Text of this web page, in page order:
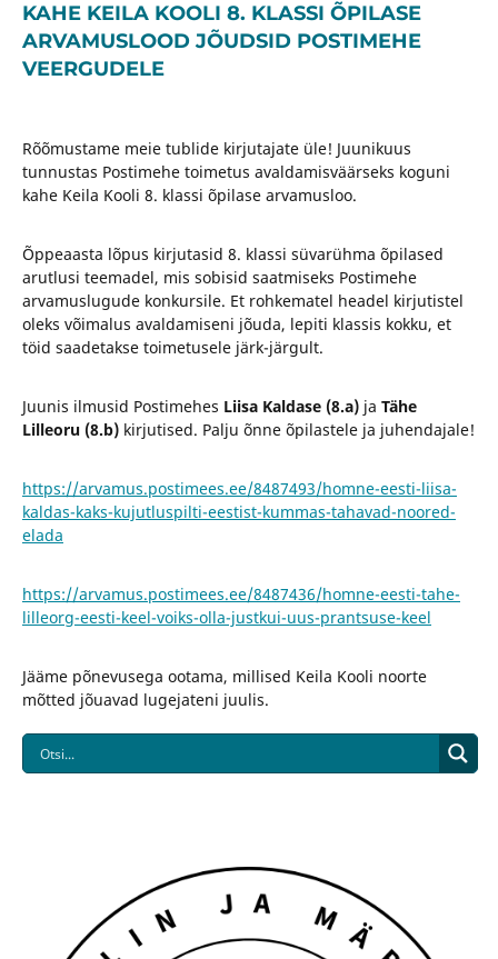
KAHE KEILA KOOLI 8. KLASSI ÕPILASE
ARVAMUSLOOD JÕUDSID POSTIMEHE
VEERGUDELE
Rõõmustame meie tublide kirjutajate üle! Juunikuus
tunnustas Postimehe toimetus avaldamisväärseks koguni
kahe Keila Kooli 8. klassi õpilase arvamusloo.
Õppeaasta lõpus kirjutasid 8. klassi süvarühma õpilased
arutlusi teemadel, mis sobisid saatmiseks Postimehe
arvamuslugude konkursile. Et rohkematel headel kirjutistel
oleks võimalus avaldamiseni jõuda, lepiti klassis kokku, et
töid saadetakse toimetusele järk-järgult.
Juunis ilmusid Postimehes Liisa Kaldase (8.a) ja Tähe
Lilleoru (8.b) kirjutised. Palju õnne õpilastele ja juhendajale!
https://arvamus.postimees.ee/8487493/homne-eesti-liisa-
kaldas-kaks-kujutluspilti-eestist-kummas-tahavad-noored-
elada
https://arvamus.postimees.ee/8487436/homne-eesti-tahe-
lilleorg-eesti-keel-voiks-olla-justkui-uus-prantsuse-keel
Jääme põnevusega ootama, millised Keila Kooli noorte
mõtted jõuavad lugejateni juulis.